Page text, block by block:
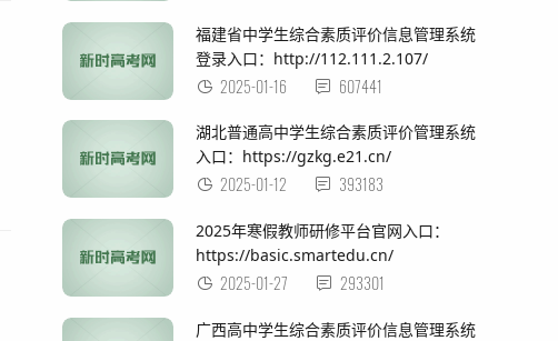
福建省中学生综合素质评价信息管理系统
登录入口：http://112.111.2.107/
2025-01-16 607441
湖北普通高中学生综合素质评价管理系统
入口：https://gzkg.e21.cn/
2025-01-12 393183
2025年寒假教师研修平台官网入口：
https://basic.smartedu.cn/
2025-01-27 293301
广西高中学生综合素质评价信息管理系统